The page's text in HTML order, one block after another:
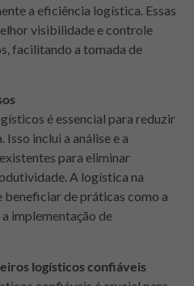
a eficiência logística. Essas
visibilidade e controle
facilitando a tomada de
é essencial para reduzir
inclui a análise e a
para eliminar
A logística na
de práticas como a
implementação de
logísticos confiáveis